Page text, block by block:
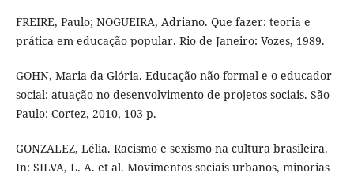
FREIRE, Paulo; NOGUEIRA, Adriano. Que fazer: teoria e
prática em educação popular. Rio de Janeiro: Vozes, 1989.
GOHN, Maria da Glória. Educação não-formal e o educador
social: atuação no desenvolvimento de projetos sociais. São
Paulo: Cortez, 2010, 103 p.
GONZALEZ, Lélia. Racismo e sexismo na cultura brasileira.
In: SILVA, L. A. et al. Movimentos sociais urbanos, minorias